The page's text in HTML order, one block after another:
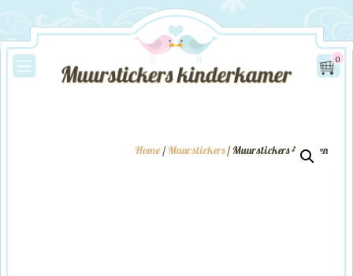
0
Home / Muurstickers/ Muurstickers 4 Dieren